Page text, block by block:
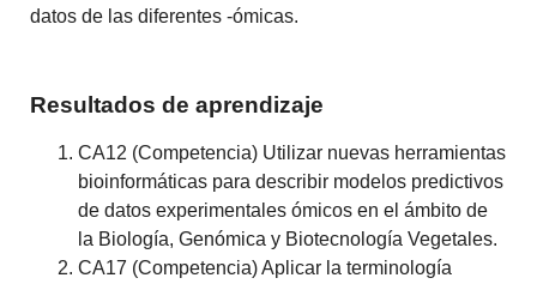
datos de las diferentes -ómicas.
Resultados de aprendizaje
CA12 (Competencia) Utilizar nuevas herramientas
bioinformáticas para describir modelos predictivos
de datos experimentales ómicos en el ámbito de
la Biología, Genómica y Biotecnología Vegetales.
CA17 (Competencia) Aplicar la terminología